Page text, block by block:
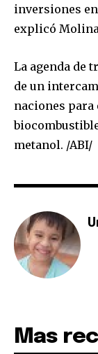
Join our
To subscribe,
or click the
your privacy and
I've read and
inversiones
explicó
La agenda de
de un
naciones
metanol. /ABI/
Mas